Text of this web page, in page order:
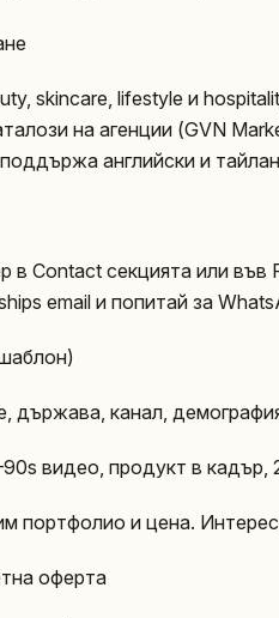
skincare, lifestyle и
на агенции (GVN
английски и
в Contact секцията или
email и попитай за
държава, канал,
видео, продукт в кадър,
портфолио и цена.
оферта